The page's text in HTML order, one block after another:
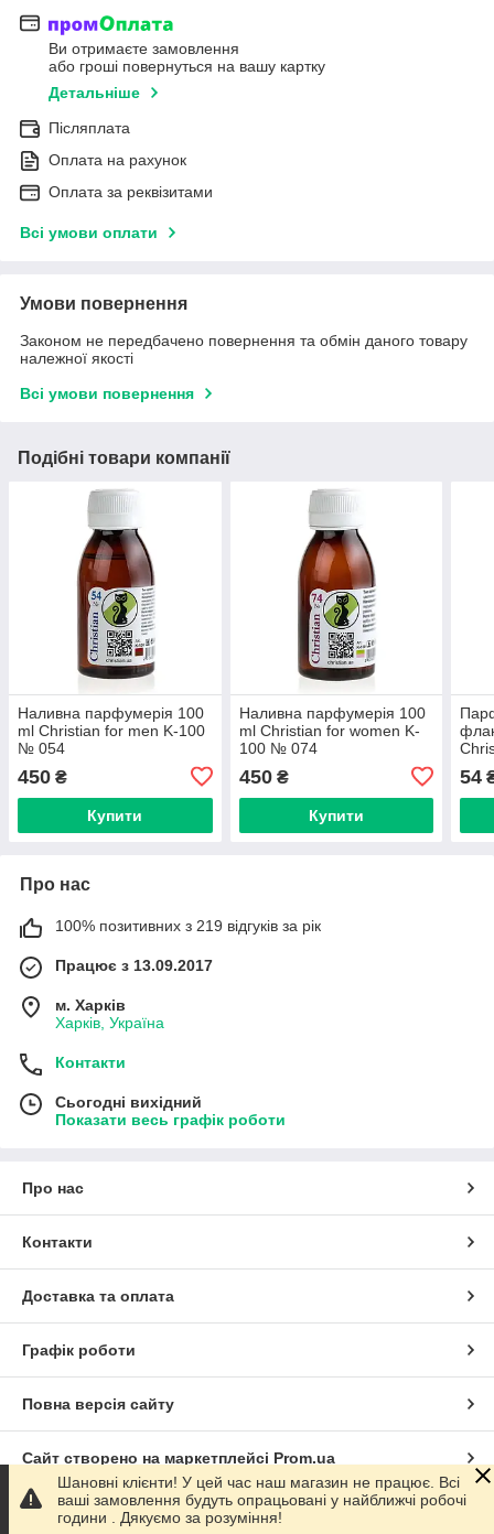
Ви отримаєте замовлення
або гроші повернуться на вашу картку
Детальніше
Післяплата
Оплата на рахунок
Оплата за реквізитами
Всі умови оплати
Умови повернення
Законом не передбачено повернення та обмін даного товару
належної якості
Всі умови повернення
Подібні товари компанії
Наливна парфумерія 100
ml Christian for men K-100
№ 054
450 ₴
Купити
Наливна парфумерія 100
ml Christian for women K-
100 № 074
450₴
Купити
54
Про нас
100% позитивних з 219 відгуків за рік
Працює з 13.09.2017
м. Харків
Харків, Україна
Контакти
Сьогодні вихідний
Показати весь графік роботи
Про нас
Контакти
Доставка та оплата
Графік роботи
Повна версія сайту
Сайт створено на маркетплейсі Prom.ua
Політика конфіденційності
Шановні клієнти! У цей час наш магазин не працює. Всі
ваші замовлення будуть опрацьовані у найближчі робочі
години . Дякуємо за розуміння!